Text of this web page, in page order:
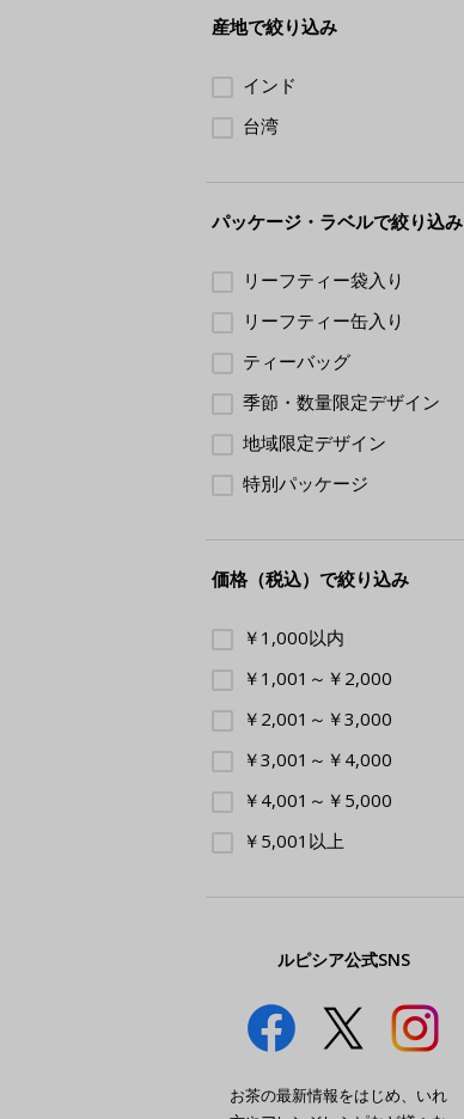
産地で絞り込み
インド
台湾
パッケージ・ラベルで絞り込み
リーフティー袋入り
リーフティー缶入り
ティーバッグ
季節・数量限定デザイン
地域限定デザイン
特別パッケージ
価格（税込）で絞り込み
￥1,000以内
￥1,001～￥2,000
￥2,001～￥3,000
￥3,001～￥4,000
￥4,001～￥5,000
￥5,001以上
ルピシア公式SNS
お茶の最新情報をはじめ、いれ